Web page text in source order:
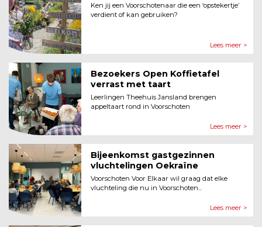
Ken jij een Voorschotenaar die een ‘opstekertje’
verdient of kan gebruiken?
Lees meer >
Bezoekers Open Koffietafel
verrast met taart
Leerlingen Theehuis Jansland brengen
appeltaart rond in Voorschoten
Lees meer >
Bijeenkomst gastgezinnen
vluchtelingen Oekraïne
Voorschoten Voor Elkaar wil graag dat elke
vluchteling die nu in Voorschoten...
Lees meer >